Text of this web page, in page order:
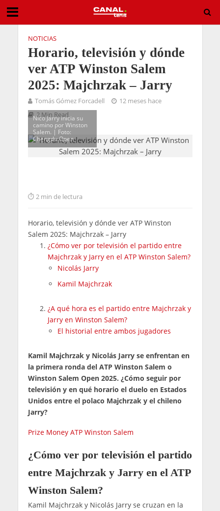
NOTICIAS
Horario, televisión y dónde
ver ATP Winston Salem
2025: Majchrzak – Jarry
Tomás Gómez Forcadell
12 meses hace
2 Min Read
Nico Jarry inicia su
camino por Winston
Salem. | Foto:
Chengdu Open
2 min de lectura
Horario, televisión y dónde ver ATP Winston
Salem 2025: Majchrzak – Jarry
¿Cómo ver por televisión el partido entre
Majchrzak y Jarry en el ATP Winston Salem?
Nicolás Jarry
Kamil Majchrzak
¿A qué hora es el partido entre Majchrzak y
Jarry en Winston Salem?
El historial entre ambos jugadores
Kamil Majchrzak y Nicolás Jarry se enfrentan en
la primera ronda del ATP Winston Salem o
Winston Salem Open 2025. ¿Cómo seguir por
televisión y en qué horario el duelo en Estados
Unidos entre el polaco Majchrzak y el chileno
Jarry?
Prize Money ATP Winston Salem
¿Cómo ver por televisión el partido
entre Majchrzak y Jarry en el ATP
Winston Salem?
Kamil Majchrzak y Nicolás Jarry se cruzan en la